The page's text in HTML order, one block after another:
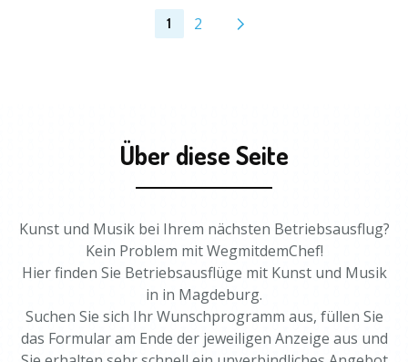
1 2
Über diese Seite
Kunst und Musik bei Ihrem nächsten Betriebsausflug?
Kein Problem mit WegmitdemChef!
Hier finden Sie Betriebsausflüge mit Kunst und Musik
in in Magdeburg.
Suchen Sie sich Ihr Wunschprogramm aus, füllen Sie
das Formular am Ende der jeweiligen Anzeige aus und